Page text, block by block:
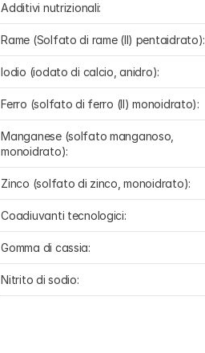
Additivi nutrizionali:
Rame (Solfato di rame (II) pentaidrato):
Iodio (iodato di calcio, anidro):
Ferro (solfato di ferro (II) monoidrato):
Manganese (solfato manganoso,
monoidrato):
Zinco (solfato di zinco, monoidrato):
Coadiuvanti tecnologici:
Gomma di cassia:
Nitrito di sodio: